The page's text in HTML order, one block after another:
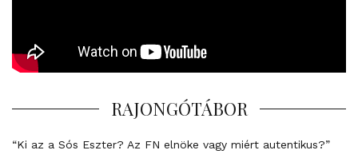
RAJONGÓTÁBOR
“Ki az a Sós Eszter? Az FN elnöke vagy miért autentikus?”